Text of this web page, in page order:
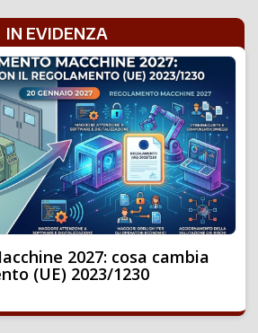
IN EVIDENZA
2027: cosa cambia
(UE) 2023/1230